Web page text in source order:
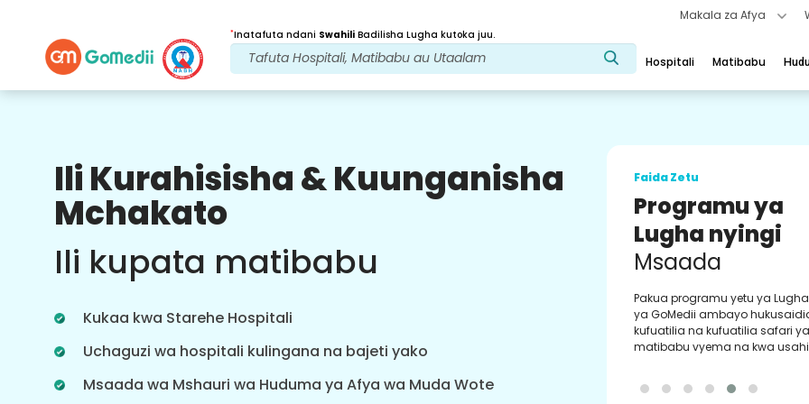
Makala za Afya
*Inatafuta ndani Swahili Badilisha Lugha kutoka juu.
Hospitali Matibabu
Ili Kurahisisha & Kuunganisha
Mchakato
Ili kupata matibabu
Kukaa kwa Starehe Hospitali
Uchaguzi wa hospitali kulingana na bajeti yako
Msaada wa Mshauri wa Huduma ya Afya wa Muda Wote
Faida Zetu
Programu ya
Lugha nyingi
Msaada
ya GoMedii ambayo hukusaidia
kufuatilia na kufuatilia safari yako ya
matibabu vyema na kwa usahihi.
Faida Zetu
Dawa ya
Utimilifu
Dawa zilizothibitishwa na duka
masasisho ya mara kwa
kuweka upya faili na kuagiza
urahisi kupitia programu yetu.